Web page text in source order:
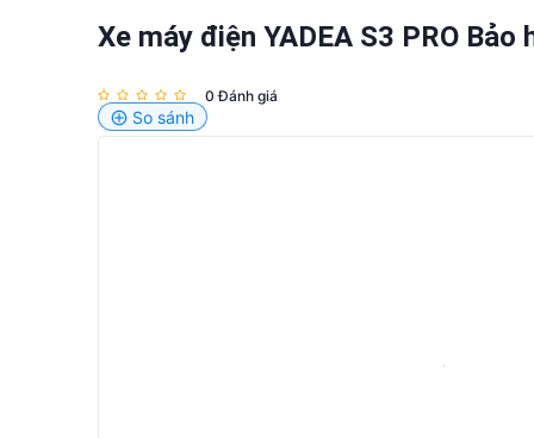
Xe máy điện YADEA S3 PRO Bảo
0 Đánh giá
So sánh